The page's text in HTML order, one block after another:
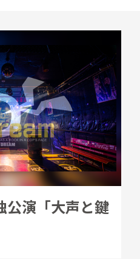
公演「大声と鍵